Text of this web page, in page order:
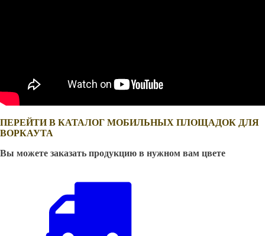
ПЕРЕЙТИ В КАТАЛОГ МОБИЛЬНЫХ ПЛОЩАДОК ДЛЯ
ВОРКАУТА
Вы можете заказать продукцию в нужном вам цвете